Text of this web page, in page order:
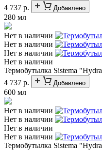
4 737 р.
Добавлено
280 мл
Нет в наличии
Нет в наличии
Нет в наличии
Нет в наличии
Термобутылка Sistema
4 737 р.
Добавлено
600 мл
Нет в наличии
Нет в наличии
Нет в наличии
Нет в наличии
Термобутылка Sistema